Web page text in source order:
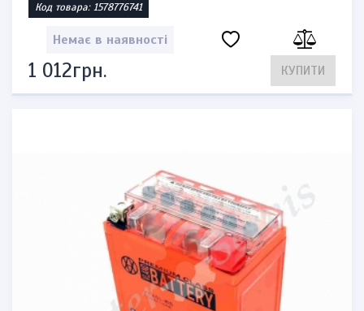
Код товара: 1578776741
Немає в наявності
1 012грн. КУПИТИ